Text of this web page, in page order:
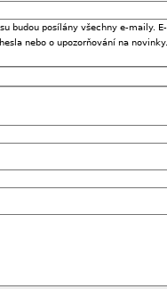
budou posílány všechny e-maily.
nebo o upozorňování na novinky.